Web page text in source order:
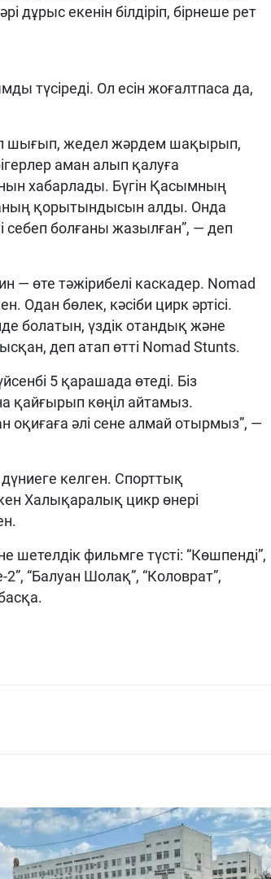
дұрыс екенін білдіріп, бірнеше рет
түсіреді. Ол есін жоғалтпаса да,
шығып, жедел жәрдем шақырып,
аман алып қалуға
хабарлады. Бүгін Қасымның
қорытындысын алды. Онда
себеп болғаны жазылған”, — деп
— өте тәжірибелі каскадер. Nomad
Одан бөлек, кәсіби цирк әртісі.
болатын, үздік отандық және
деп атап өтті Nomad Stunts.
5 қарашада өтеді. Біз
көңіл айтамыз.
әлі сене алмай отырмыз”, —
келген. Спорттық
Халықаралық цикр өнері
фильмге түсті: “Көшпенді”,
“Балуан Шолақ”, “Коловрат”,